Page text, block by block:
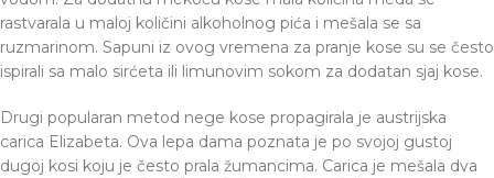
rastvarala u maloj količini alkoholnog pića i mešala se sa
ruzmarinom. Sapuni iz ovog vremena za pranje kose su se često
ispirali sa malo sirćeta ili limunovim sokom za dodatan sjaj kose.
Drugi popularan metod nege kose propagirala je austrijska
carica Elizabeta. Ova lepa dama poznata je po svojoj gustoj
dugoj kosi koju je često prala žumancima. Carica je mešala dva